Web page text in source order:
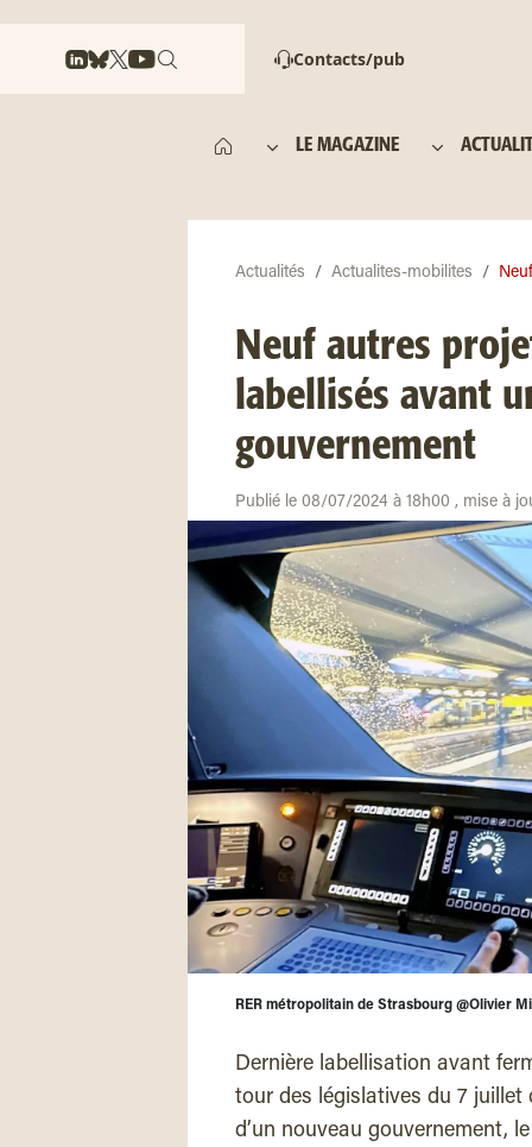
Contacts/pub
LE MAGAZINE
Actualités Actualites-mobilites
Neuf autres
labellisés avant
gouvernement
Publié le 08/07/2024 à 18h00 , mise à
RER métropolitain de Strasbourg @Olivier
Dernière labellisation avant
tour des législatives du 7
d’un nouveau gouvernement,